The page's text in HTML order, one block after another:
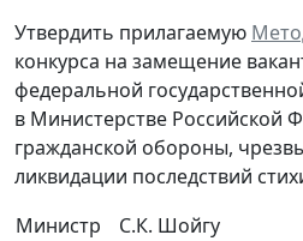
Утвердить прилагаемую
конкурса на замещение
федеральной
в Министерстве Российской
гражданской обороны,
ликвидации последствий
Министр
С.К. Шойгу